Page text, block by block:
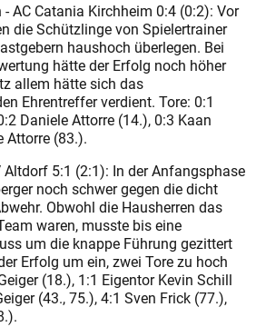
AC Catania Kirchheim 0:4 (0:2): Vor
die Schützlinge von Spielertrainer
haushoch überlegen. Bei
hätte der Erfolg noch höher
allem hätte sich das
Ehrentreffer verdient. Tore: 0:1
Daniele Attorre (14.), 0:3 Kaan
Attorre (83.).
Altdorf 5:1 (2:1): In der Anfangsphase
noch schwer gegen die dicht
Obwohl die Hausherren das
waren, musste bis eine
um die knappe Führung gezittert
Erfolg um ein, zwei Tore zu hoch
(18.), 1:1 Eigentor Kevin Schill
(43., 75.), 4:1 Sven Frick (77.),